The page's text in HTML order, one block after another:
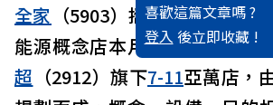
喜歡這篇文章嗎 ?
登入 後立即收藏 !
全家 （5903）攜手泓德能源（
能源概念店本月初熱鬧開幕，
超 （2912）旗下7-11亞萬店，